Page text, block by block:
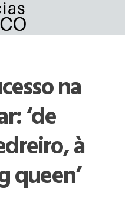
na
‘de
à
queen’